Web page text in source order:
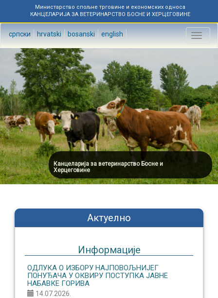
Министарство спољне трговине и економских односа
КАНЦЕЛАРИЈА ЗА ВЕТЕРИНАРСТВО БОСНЕ И ХЕРЦЕГОВИНЕ
српски hrvatski bosanski english
Toggle
Канцеларија за ветеринарство Босне и
Херцеговине
Актуелно
Информације
ОДЛУКА О ИЗБОРУ НАЈПОВОЉНИЈЕГ
ПОНУЂАЧА У ОКВИРУ ПОСТУПКА ЈАВНЕ
НАБАВКЕ ГОРИВА
14.07.2026.